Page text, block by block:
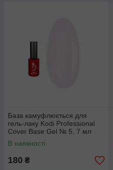
База камуфлюється для
гель-лаку Kodi Professional
Cover Base Gel № 5, 7 мл
В наявності
180 ₴